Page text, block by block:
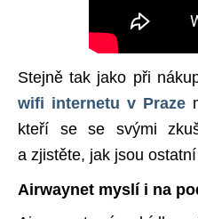
Stejně tak jako při
wifi internetu v Praze
kteří se se svými
a zjistěte, jak jsou
Airwaynet myslí i na